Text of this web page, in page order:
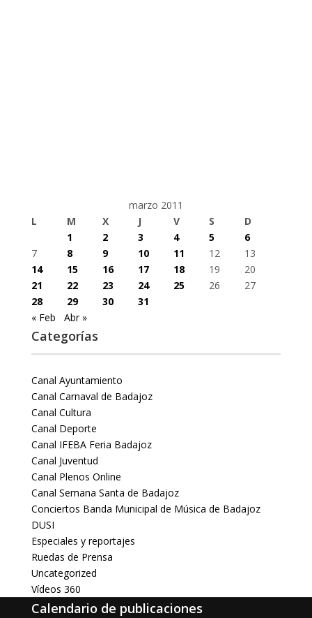
marzo 2011
L
M X J V S
D
1
2 3 4 5
6
7
8 9 10 11 12
13
14
15 16 17 18 19
20
21
22 23 24 25 26
27
28
29 30
31
« Feb
Abr »
Categorías
Canal Ayuntamiento
Canal Carnaval de Badajoz
Canal Cultura
Canal Deporte
Canal IFEBA Feria Badajoz
Canal Juventud
Canal Plenos Online
Canal Semana Santa de Badajoz
Conciertos Banda Municipal de Música de Badajoz
DUSI
Especiales y reportajes
Ruedas de Prensa
Uncategorized
Vídeos 360
Calendario de publicaciones